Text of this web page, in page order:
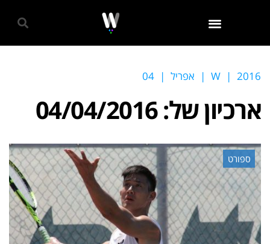
W | 2016
| אפריל |
04
ארכיון של:04/04/2016
ספורט